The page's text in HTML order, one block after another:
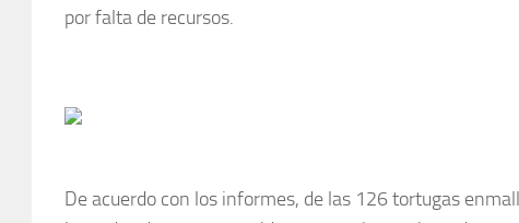
por falta de recursos.
De acuerdo con los informes, de las 126 tortugas